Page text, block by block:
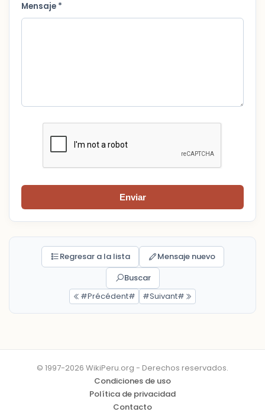
Mensaje *
Enviar
Regresar a la lista
Mensaje nuevo
Buscar
#Précédent#
#Suivant#
© 1997-2026 WikiPeru.org - Derechos reservados.
Condiciones de uso
Política de privacidad
Contacto